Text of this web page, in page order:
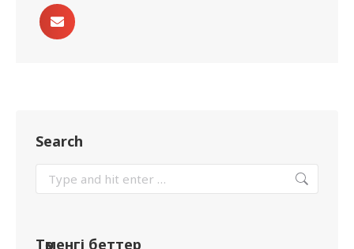
Search
Төменгі беттер